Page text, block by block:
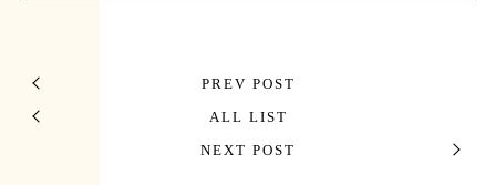
PREV POST
ALL LIST
NEXT POST